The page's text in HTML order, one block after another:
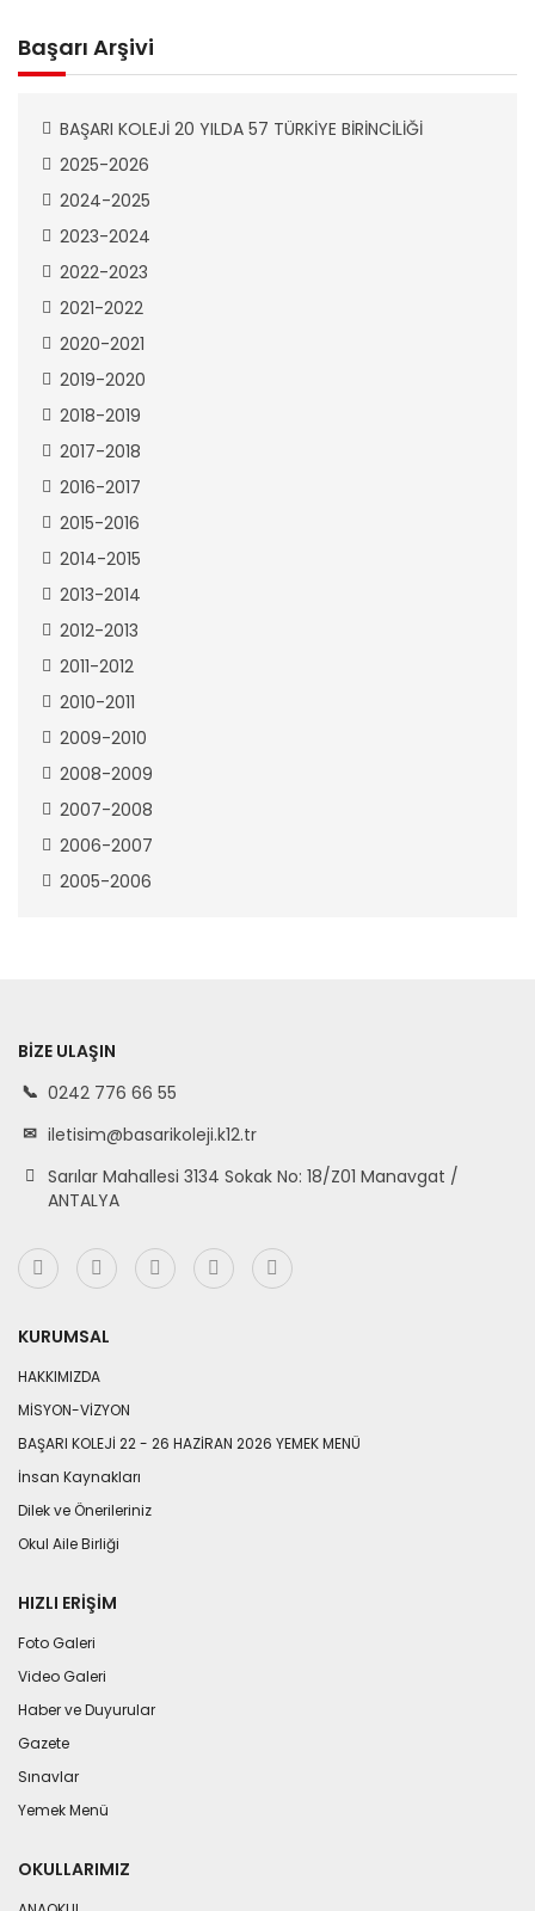
Başarı Arşivi
BAŞARI KOLEJİ 20 YILDA 57 TÜRKİYE BİRİNCİLİĞİ
2025-2026
2024-2025
2023-2024
2022-2023
2021-2022
2020-2021
2019-2020
2018-2019
2017-2018
2016-2017
2015-2016
2014-2015
2013-2014
2012-2013
2011-2012
2010-2011
2009-2010
2008-2009
2007-2008
2006-2007
2005-2006
BIZE ULAŞIN
0242 776 66 55
iletisim@basarikoleji.k12.tr
Sarılar Mahallesi 3134 Sokak No: 18/Z01 Manavgat /
ANTALYA
KURUMSAL
HAKKIMIZDA
MİSYON-VİZYON
BAŞARI KOLEJİ 22 - 26 HAZİRAN 2026 YEMEK MENÜ
İnsan Kaynakları
Dilek ve Önerileriniz
Okul Aile Birliği
HIZLI ERIŞIM
Foto Galeri
Video Galeri
Haber ve Duyurular
Gazete
Sınavlar
Yemek Menü
OKULLARIMIZ